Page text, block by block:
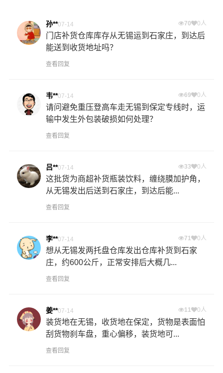
孙**07-14 70 0人
门店补货仓库库存从无锡运到石家庄，到达后
能送到收货地址吗？
查看回复
韦**07-14 69 0人
请问避免重压登高车走无锡到保定专线时，运
输中发生外包装破损如何处理？
查看回复
吕**07-14 33 0人
这批货为商超补货瓶装饮料，缠绕膜加护角，
从无锡发出后送到石家庄，到达后能...
查看回复
李**07-14 71 0人
想从无锡发两托盘仓库发出仓库补货到石家
庄，约600公斤，正常安排后大概几...
查看回复
姜**07-14 11 0人
装货地在无锡，收货地在保定，货物是表面怕
刮货物刹车盘，重心偏移，装货地可...
查看回复